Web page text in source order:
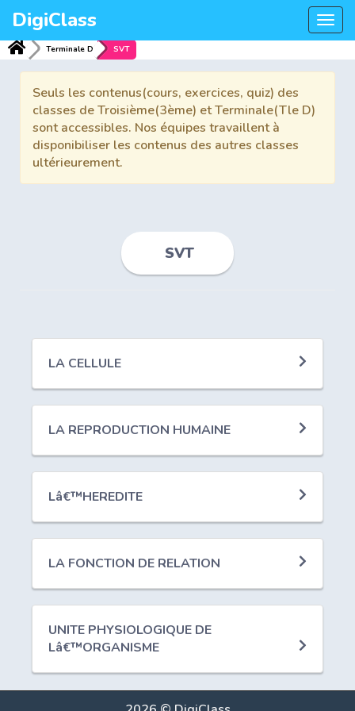
DigiClass
Terminale D SVT
Seuls les contenus(cours, exercices, quiz) des
classes de Troisième(3ème) et Terminale(Tle D)
sont accessibles. Nos équipes travaillent à
disponibiliser les contenus des autres classes
ultérieurement.
SVT
LA CELLULE
LA REPRODUCTION HUMAINE
Lâ€™HEREDITE
LA FONCTION DE RELATION
UNITE PHYSIOLOGIQUE DE
Lâ€™ORGANISME